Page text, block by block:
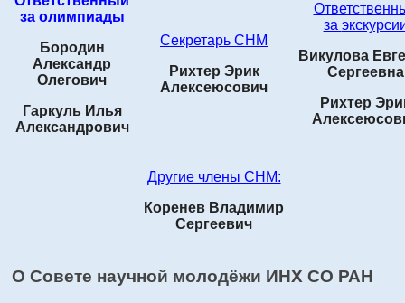
за олимпиады
Бородин
Александр
Олегович
Гаркуль Илья
Александрович
Секретарь СНМ
Рихтер Эрик
Алексеюсович
за
Викулова
Сергеевна
Рихтер
Другие члены СНМ:
Коренев Владимир
Сергеевич
О Совете научной молодёжи ИНХ СО РАН